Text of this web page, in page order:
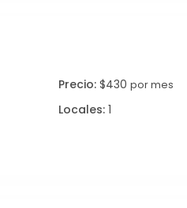
Precio: $430por mes
Locales: 1